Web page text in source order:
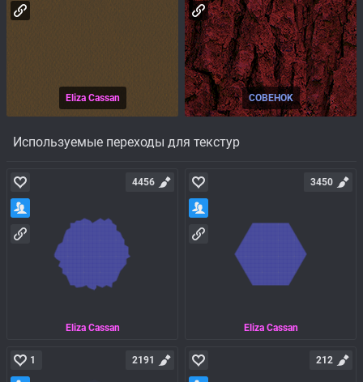
Eliza Cassan COBEHOK
Используемые переходы для текстур
Eliza Cassan
4456
Eliza Cassan
3450
1 2191 212